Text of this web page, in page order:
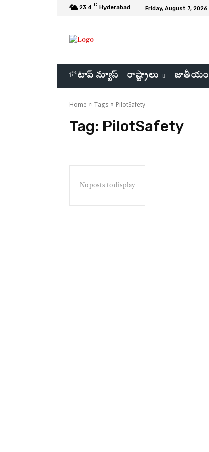
23.4 C Hyderabad Friday, August 7, 2026
టాప్ న్యూస్ రాష్ట్రాలు జాతీయం
Home Tags PilotSafety
Tag: PilotSafety
No posts to display